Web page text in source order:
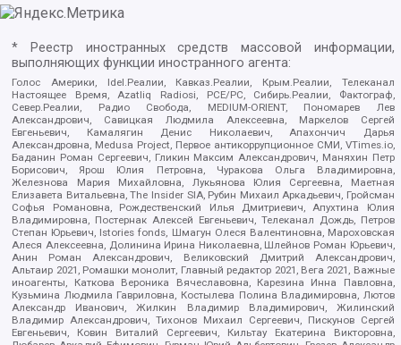
* Реестр иностранных средств массовой информации,
выполняющих функции иностранного агента:
Голос Америки, Idel.Реалии, Кавказ.Реалии, Крым.Реалии, Телеканал
Настоящее Время, Azatliq Radiosi, PCE/PC, Сибирь.Реалии, Фактограф,
Север.Реалии, Радио Свобода, MEDIUM-ORIENT, Пономарев Лев
Александрович, Савицкая Людмила Алексеевна, Маркелов Сергей
Евгеньевич, Камалягин Денис Николаевич, Апахончич Дарья
Александровна, Medusa Project, Первое антикоррупционное СМИ, VTimes.io,
Баданин Роман Сергеевич, Гликин Максим Александрович, Маняхин Петр
Борисович, Ярош Юлия Петровна, Чуракова Ольга Владимировна,
Железнова Мария Михайловна, Лукьянова Юлия Сергеевна, Маетная
Елизавета Витальевна, The Insider SIA, Рубин Михаил Аркадьевич, Гройсман
Софья Романовна, Рождественский Илья Дмитриевич, Апухтина Юлия
Владимировна, Постернак Алексей Евгеньевич, Телеканал Дождь, Петров
Степан Юрьевич, Istories fonds, Шмагун Олеся Валентиновна, Мароховская
Алеся Алексеевна, Долинина Ирина Николаевна, Шлейнов Роман Юрьевич,
Анин Роман Александрович, Великовский Дмитрий Александрович,
Альтаир 2021, Ромашки монолит, Главный редактор 2021, Вега 2021, Важные
иноагенты, Каткова Вероника Вячеславовна, Карезина Инна Павловна,
Кузьмина Людмила Гавриловна, Костылева Полина Владимировна, Лютов
Александр Иванович, Жилкин Владимир Владимирович, Жилинский
Владимир Александрович, Тихонов Михаил Сергеевич, Пискунов Сергей
Евгеньевич, Ковин Виталий Сергеевич, Кильтау Екатерина Викторовна,